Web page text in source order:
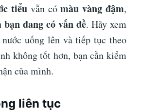
tiểu vẫn cómàu vàng đậm,
bạn đang có vấn đề. Hãy xem
uống lên và tiếp tục theo
không tốt hơn, bạn cần kiểm
của mình.
liên tục